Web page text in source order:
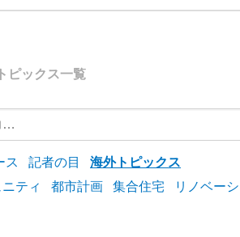
ピックス一覧
ス 記者の目
海外トピックス
ティ 都市計画 集合住宅 リノベー